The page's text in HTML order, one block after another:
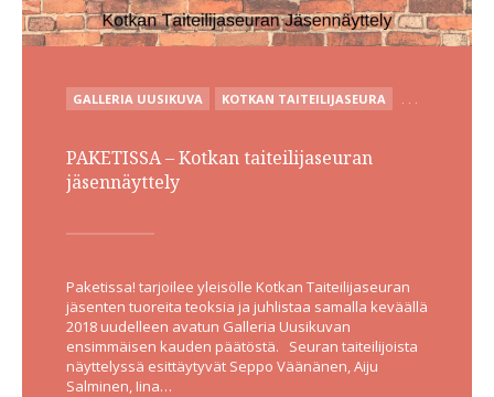
POSTED
IN
GALLERIA UUSIKUVA KOTKAN TAITEILIJASEURA
PAKETISSA – Kotkan taiteilijaseuran
jäsennäyttely
Paketissa! tarjoilee yleisölle Kotkan Taiteilijaseuran
jäsenten tuoreita teoksia ja juhlistaa samalla keväällä
2018 uudelleen avatun Galleria Uusikuvan
ensimmäisen kauden päätöstä. Seuran taiteilijoista
näyttelyssä esittäytyvät Seppo Väänänen, Aiju
Salminen, Iina…